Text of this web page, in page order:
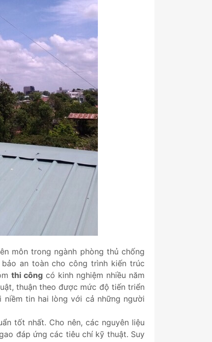
môn trong ngành phòng thủ chống
an toàn cho công trình kiến trúc
thi côngcó kinh nghiệm nhiều năm
thuận theo được mức độ tiến triển
tin hai lòng với cả những người
tốt nhất. Cho nên, các nguyên liệu
đáp ứng các tiêu chí kỹ thuật. Suy